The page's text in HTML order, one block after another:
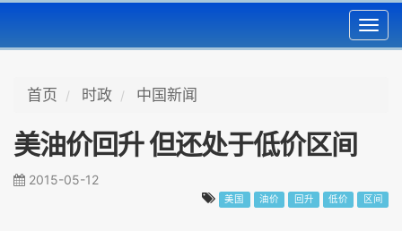
首页 时政 中国新闻
美油价回升 但还处于低价区间
2015-05-12
美国 油价 回升 低价 区间